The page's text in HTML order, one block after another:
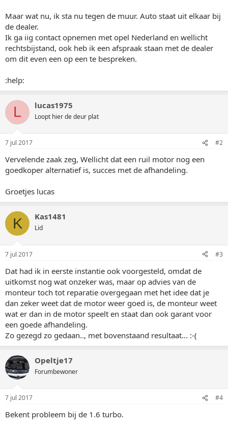
Maar wat nu, ik sta nu tegen de muur. Auto staat uit elkaar bij
de dealer.
Ik ga iig contact opnemen met opel Nederland en wellicht
rechtsbijstand, ook heb ik een afspraak staan met de dealer
om dit even een op een te bespreken.
:help:
L lucas1975
Loopt hier de deur plat
7 jul 2017 #2
Vervelende zaak zeg, Wellicht dat een ruil motor nog een
goedkoper alternatief is, succes met de afhandeling.
Groetjes lucas
K Kas1481
Lid
7 jul 2017 #3
Dat had ik in eerste instantie ook voorgesteld, omdat de
uitkomst nog wat onzeker was, maar op advies van de
monteur toch tot reparatie overgegaan met het idee dat je
dan zeker weet dat de motor weer goed is, de monteur weet
wat er dan in de motor speelt en staat dan ook garant voor
een goede afhandeling.
Zo gezegd zo gedaan.., met bovenstaand resultaat... :-(
Opeltje17
Forumbewoner
7 jul 2017 #4
Bekent probleem bij de 1.6 turbo.